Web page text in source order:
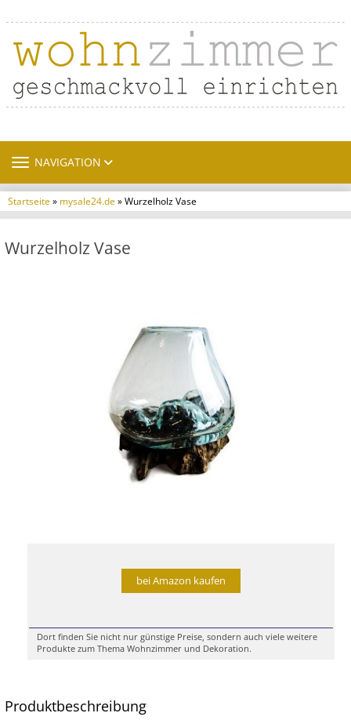
TOGGLE NAVIGATION
NAVIGATION
Startseite» mysale24.de» Wurzelholz Vase
Wurzelholz Vase
bei Amazon kaufen
Dort finden Sie nicht nur günstige Preise, sondern auch viele weitere
Produkte zum Thema Wohnzimmer und Dekoration.
Produktbeschreibung